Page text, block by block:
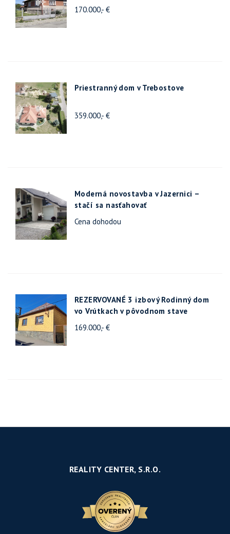
170.000,- €
Priestranný dom v Trebostove
359.000,- €
Moderná novostavba v Jazernici –
stačí sa nasťahovať
Cena dohodou
REZERVOVANÉ 3 izbový Rodinný dom
vo Vrútkach v pôvodnom stave
169.000,- €
REALITY CENTER, S.R.O.